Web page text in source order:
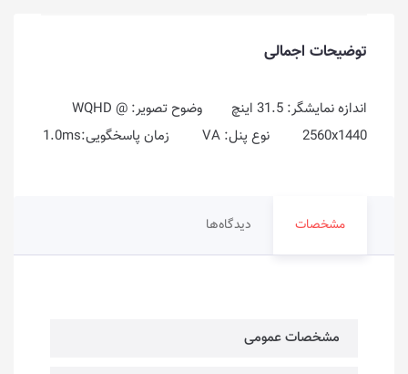
توضیحات اجمالی
اندازه نمایشگر: 31.5 اینچ وضوح تصویر: WQHD @
2560x1440 نوع پنل: VA زمان پاسخگویی:1.0ms
مشخصات دیدگاه‌ها
مشخصات عمومی